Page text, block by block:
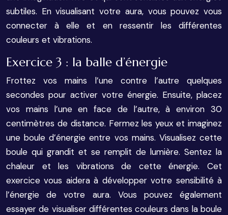
subtiles. En visualisant votre aura, vous pouvez vous
connecter à elle et en ressentir les différentes
couleurs et vibrations.
Exercice 3 : la balle d’énergie
Frottez vos mains l’une contre l’autre quelques
secondes pour activer votre énergie. Ensuite, placez
vos mains l’une en face de l’autre, à environ 30
centimètres de distance. Fermez les yeux et imaginez
une boule d’énergie entre vos mains. Visualisez cette
boule qui grandit et se remplit de lumière. Sentez la
chaleur et les vibrations de cette énergie. Cet
exercice vous aidera à développer votre sensibilité à
l’énergie de votre aura. Vous pouvez également
essayer de visualiser différentes couleurs dans la boule